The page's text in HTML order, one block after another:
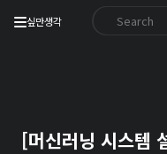
싶만생각
[머신러닝 시스템